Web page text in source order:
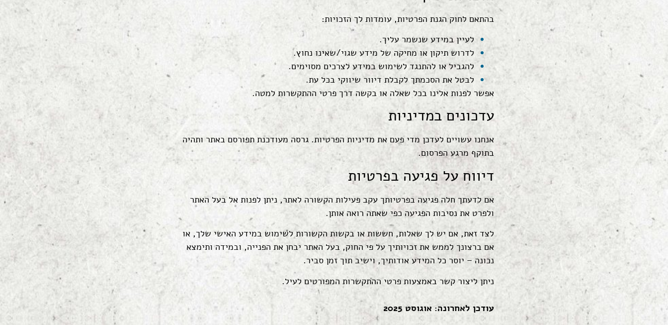
בהתאם לחוק הגנת הפרטיות, עומדות לך הזכויות:
לעיין במידע שנשמר עליך.
לדרוש תיקון או מחיקה של מידע שגוי/שאינו נחוץ.
להגביל או להתנגד לשימוש במידע לצרכים מסוימים.
לבטל את הסכמתך לקבלת דיוור שיווקי בכל עת.
אפשר לפנות אלינו בכל שאלה או בקשה דרך פרטי ההתקשרות למטה.
עדכונים במדיניות
אנחנו עשויים לעדכן מדי פעם את מדיניות הפרטיות. גרסה מעודכנת תפורסם באתר ותהיה
בתוקף מרגע הפרסום.
דיווח על פגיעה בפרטיות
אם לדעתך חלה פגיעה בפרטיותך עקב פעילות הקשורה לאתר, ניתן לפנות אל בעל האתר
ולפרט את נסיבות הפגיעה כפי שאתה רואה אותן.
לצד זאת, אם יש לך שאלות, חששות או בקשות הקשורות לשימוש במידע האישי שלך, או
אם ברצונך לממש את זכויותיך על פי החוק, בעל האתר יבחן את הפנייה, ובמידה ותימצא
נכונה – יוסר כל המידע אודותיך, וישיב תוך זמן סביר.
ניתן ליצור קשר באמצעות פרטי ההתקשרות המפורטים לעיל.
עודכן לאחרונה: אוגוסט 2025